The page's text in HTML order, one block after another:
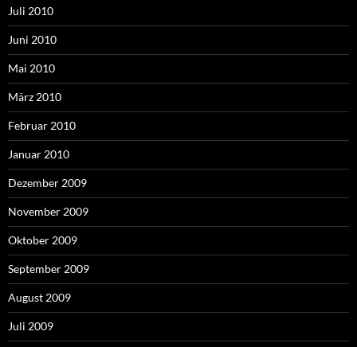
Juli 2010
Juni 2010
Mai 2010
März 2010
Februar 2010
Januar 2010
Dezember 2009
November 2009
Oktober 2009
September 2009
August 2009
Juli 2009